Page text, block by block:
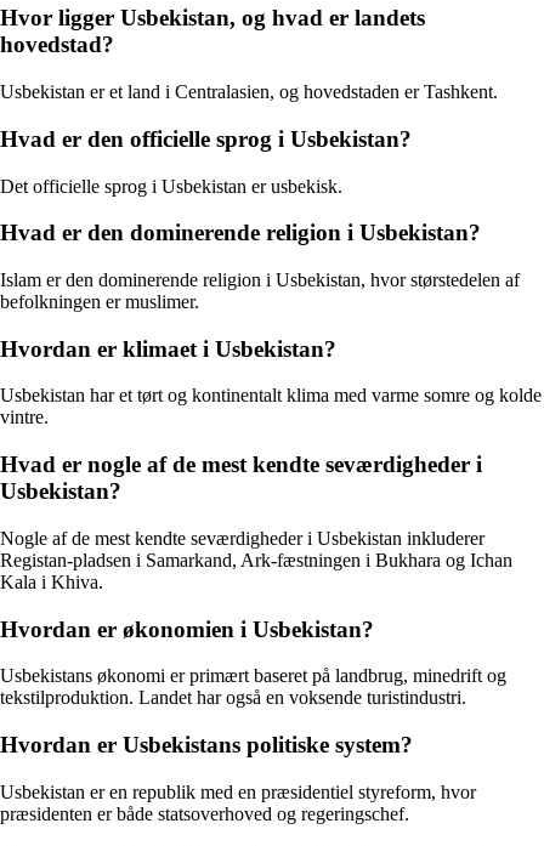
Hvor ligger Usbekistan, og hvad er landets
hovedstad?
Usbekistan er et land i Centralasien, og hovedstaden er Tashkent.
Hvad er den officielle sprog i Usbekistan?
Det officielle sprog i Usbekistan er usbekisk.
Hvad er den dominerende religion i Usbekistan?
Islam er den dominerende religion i Usbekistan, hvor størstedelen af
befolkningen er muslimer.
Hvordan er klimaet i Usbekistan?
Usbekistan har et tørt og kontinentalt klima med varme somre og kolde
vintre.
Hvad er nogle af de mest kendte seværdigheder i
Usbekistan?
Nogle af de mest kendte seværdigheder i Usbekistan inkluderer
Registan-pladsen i Samarkand, Ark-fæstningen i Bukhara og Ichan
Kala i Khiva.
Hvordan er økonomien i Usbekistan?
Usbekistans økonomi er primært baseret på landbrug, minedrift og
tekstilproduktion. Landet har også en voksende turistindustri.
Hvordan er Usbekistans politiske system?
Usbekistan er en republik med en præsidentiel styreform, hvor
præsidenten er både statsoverhoved og regeringschef.